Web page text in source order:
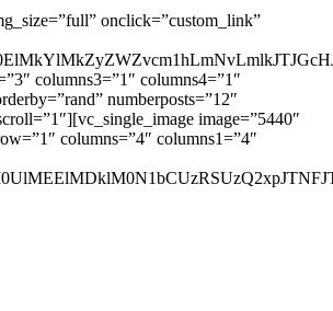
onclick=”custom_link”
columns3=”1″ columns4=”1″
numberposts=”12″
image=”5440″
columns=”4″ columns1=”4″